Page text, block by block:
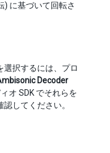
) に基づいて回転さ
選択するには、プロ
Decoder
オ SDK でそれらを
してください。